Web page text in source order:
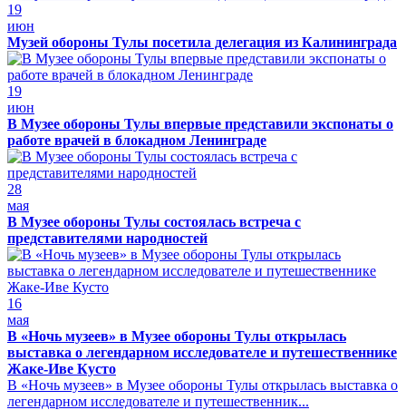
19
июн
Музей обороны Тулы посетила делегация из Калининграда
19
июн
В Музее обороны Тулы впервые представили экспонаты о
работе врачей в блокадном Ленинграде
28
мая
В Музее обороны Тулы состоялась встреча с
представителями народностей
16
мая
В «Ночь музеев» в Музее обороны Тулы открылась
выставка о легендарном исследователе и путешественнике
Жаке-Иве Кусто
В «Ночь музеев» в Музее обороны Тулы открылась выставка о
легендарном исследователе и путешественник...